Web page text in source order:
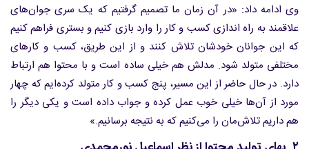
وی ادامه داد: «در آن زمان ما تصمیم گرفتیم که یک سری جوان‌های
علاقمند به راه اندازی کسب و کار را وارد بازی کنیم و بستری فراهم کنیم
که این جوانان خودشان تلاش کنند و از این طریق، کسب و کارهای
مختلفی متولد شود. مدلش هم خیلی ساده است و با محتوا هم ارتباط
دارد. در حال حاضر از این مسیر، پنج کسب و کار متولد کرده‌ایم که چهار
مورد از آن‌ها خیلی خوب عمل کرده و جواب داده است و یکی دیگر را
هم داریم تلاش‎‌مان را می‌کنیم که به نتیجه برسانیم.»